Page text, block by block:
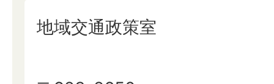
地域交通政策室